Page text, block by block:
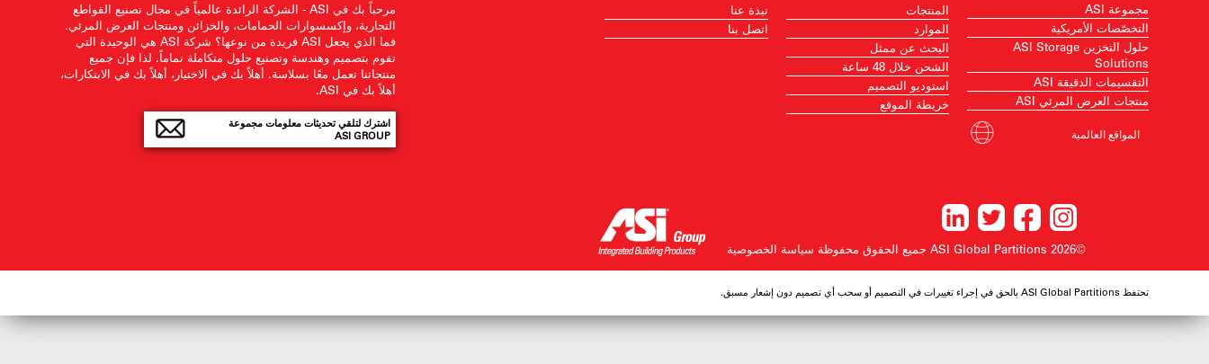
مرحباً بك في ASI - الشركة الرائدة عالمياً في مجال تصنيع القواطع
التجارية، وإكسسوارات الحمامات، والخزائن ومنتجات العرض المرئي.
فما الذي يجعل ASI فريدة من نوعها؟ شركة ASI هي الوحيدة التي
تقوم بتصميم وهندسة وتصنيع حلول متكاملة تماماً. لذا فإن جميع
منتجاتنا تعمل معًا بسلاسة. أهلاً بك في الاختيار، أهلاً بك في الابتكارات،
أهلاً بك في ASI.
اشترك لتلقي تحديثات معلومات مجموعة
ASI GROUP
نبذة عنا
اتصل بنا
المنتجات
الموارد
البحث عن ممثل
الشحن خلال 48 ساعة
استوديو التصميم
خريطة الموقع
مجموعة ASI
التخصّصات الأمريكية
حلول التخزين ASI Storage
Solutions
التقسيمات الدقيقة ASI
منتجات العرض المرئي ASI
المواقع العالمية
©2026 ASI Global Partitions جميع الحقوق محفوظة سياسة الخصوصية
تحتفظ ASI Global Partitions بالحق في إجراء تغييرات في التصميم أو سحب أي تصميم دون إشعار مسبق.